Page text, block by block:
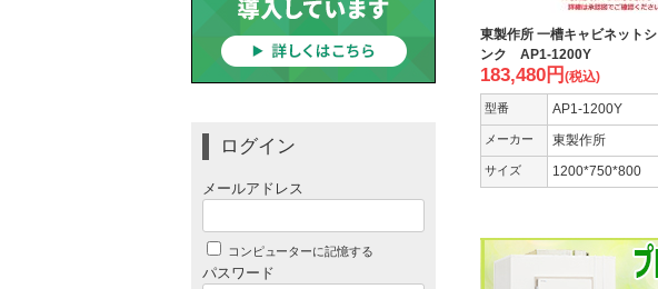
ログイン
メールアドレス
コンピューターに記憶する
パスワード
東製作所 一槽キャビネットシ
ンク AP1-1200Y
183,480円 (税込)
型番 AP1-1200Y
メーカー 東製作所
サイズ 1200*750*800